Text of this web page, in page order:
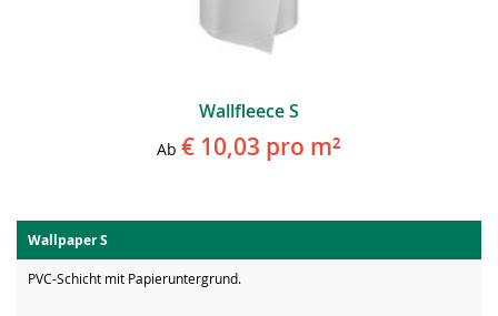
Wallfleece S
Ab € 10,03 pro m²
Wallpaper S
PVC-Schicht mit Papieruntergrund.